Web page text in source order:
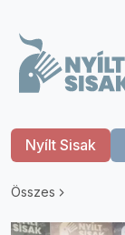
Nyílt Sisak
Összes